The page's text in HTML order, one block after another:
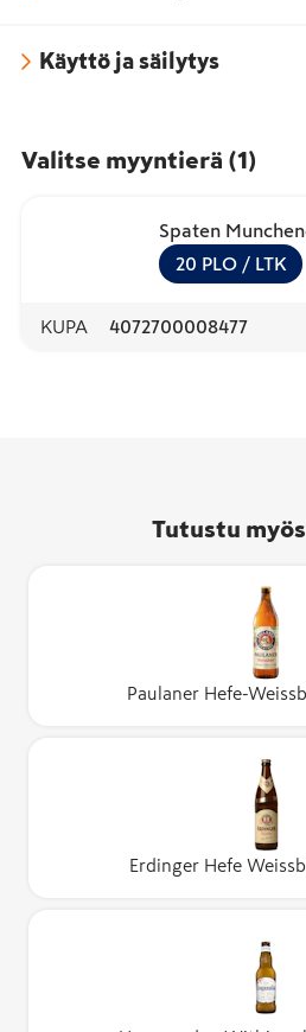
Käyttö ja säilytys
Valitse myyntierä (1)
Spaten
20 PLO / LTK
KUPA 4072700008477
Tutustu
Paulaner Hefe-
Erdinger Hefe